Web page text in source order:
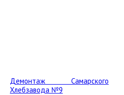
Демонтаж Самарского
Хлебзавода №9